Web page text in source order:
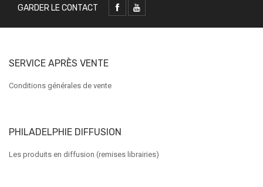
GARDER LE CONTACT
SERVICE APRÈS VENTE
Conditions générales de vente
PHILADELPHIE DIFFUSION
Les produits en diffusion (remises librairies)